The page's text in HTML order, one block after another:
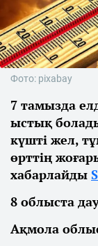
Фото: pixabay
7 тамызда
ыстық
күшті жел,
өрттің
хабарлайды
8 облыста
Ақмола